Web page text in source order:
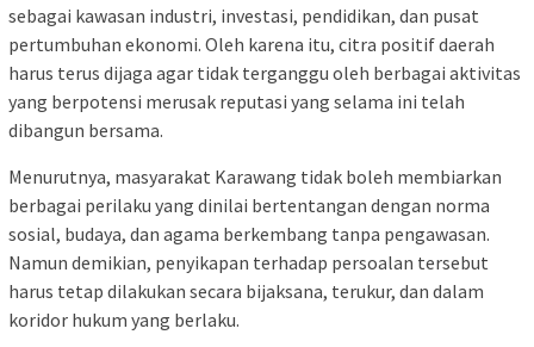
sebagai kawasan industri, investasi, pendidikan, dan pusat
pertumbuhan ekonomi. Oleh karena itu, citra positif daerah
harus terus dijaga agar tidak terganggu oleh berbagai aktivitas
yang berpotensi merusak reputasi yang selama ini telah
dibangun bersama.
Menurutnya, masyarakat Karawang tidak boleh membiarkan
berbagai perilaku yang dinilai bertentangan dengan norma
sosial, budaya, dan agama berkembang tanpa pengawasan.
Namun demikian, penyikapan terhadap persoalan tersebut
harus tetap dilakukan secara bijaksana, terukur, dan dalam
koridor hukum yang berlaku.